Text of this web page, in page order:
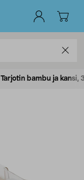
Tarjotin bambu ja kansi,